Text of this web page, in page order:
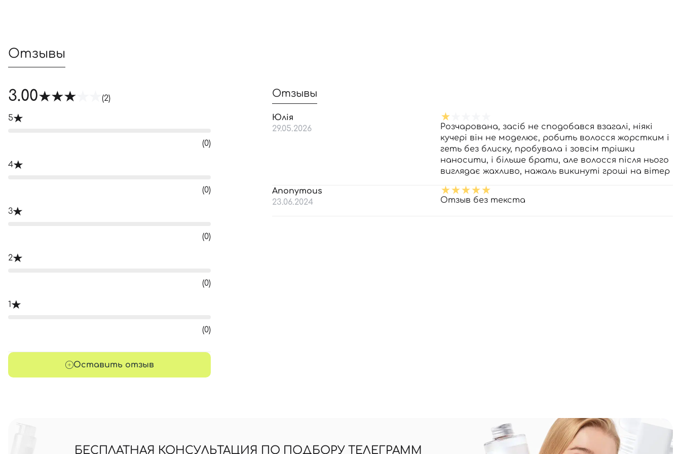
Отзывы
3.00 (2)
5
(0)
4
(0)
3
(0)
2
(0)
1
(0)
Оставить отзыв
Отзывы
Юлія
29.05.2026
Розчарована, засіб не сподобався взагалі, ніякі
кучері він не моделює, робить волосся жорстким і
геть без блиску, пробувала і зовсім трішки
наносити, і більше брати, але волосся після нього
виглядає жахливо, нажаль викинуті гроші на вітер
Anonymous
23.06.2024
Отзыв без текста
БЕСПЛАТНАЯ КОНСУЛЬТАЦИЯ ПО ПОДБОРУ ТЕЛЕГРАММ